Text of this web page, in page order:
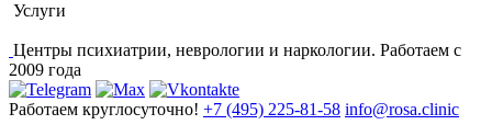
Услуги
Центры психиатрии, неврологии и наркологии. Работаем с
2009 года
Работаем круглосуточно! +7 (495) 225-81-58 info@rosa.clinic